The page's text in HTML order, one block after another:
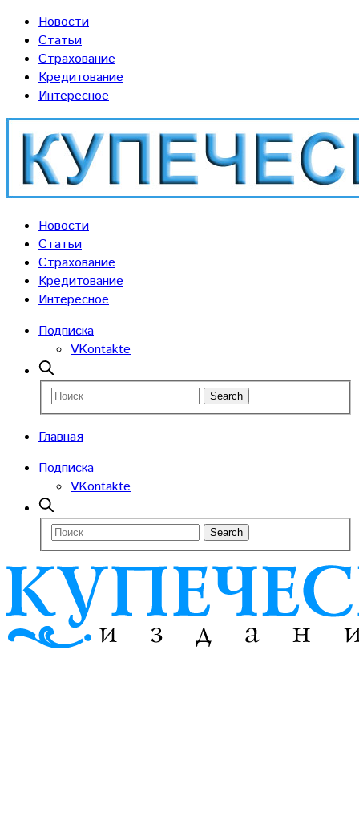
Новости
Статьи
Страхование
Кредитование
Интересное
Новости
Статьи
Страхование
Кредитование
Интересное
Подписка
VKontakte
Главная
Подписка
VKontakte